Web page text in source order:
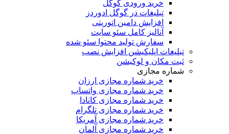
خرید ورودی گوگل
تبلیغات در گوگل ادوردز
افزایش دامین اتوریتی
آنالیز کامل سئو سایت
سفارش تولید محتوا سئو شده
تبلیغات اپلیکیشن افزایش نصب
ثبت مکان و لوکیشن
شماره مجازی
خرید شماره مجازی ارزان
خرید شماره مجازی واتساپ
خرید شماره مجازی کانادا
خرید شماره مجازی تلگرام
خرید شماره مجازی آمریکا
خرید شماره مجازی آلمان